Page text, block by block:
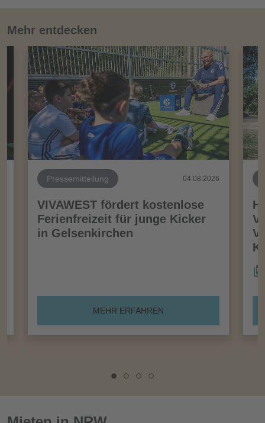
Mehr entdecken
Pressemitteilung 04.08.2026
VIVAWEST fördert kostenlose
Ferienfreizeit für junge Kicker
in Gelsenkirchen
MEHR ERFAHREN